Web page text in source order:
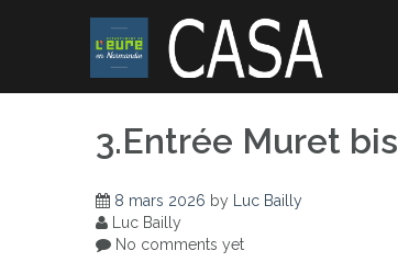
3.Entrée Muret bis
8 mars 2026 by
Luc Bailly
Luc Bailly
No comments yet